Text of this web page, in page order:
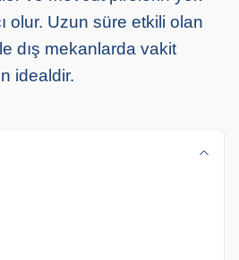
olur. Uzun süre etkili olan
dış mekanlarda vakit
idealdir.